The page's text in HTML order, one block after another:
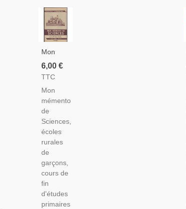
Mon
Mémento
De
Écoles
Rurales
De
Garçons,
Fin
D'études
Primaires,
1966 -
Écologie,
Agriculture
6,00 €
TTC
Mon
mémento
de
Sciences,
écoles
rurales
de
garçons,
cours de
fin
d'études
primaires